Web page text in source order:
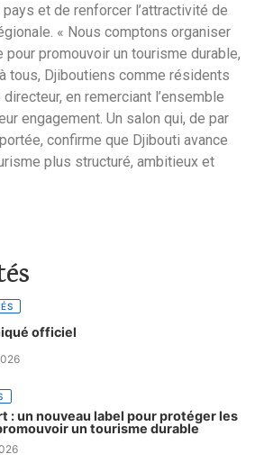
et de renforcer l’attractivité de
« Nous comptons organiser
pour promouvoir un tourisme durable,
tous, Djiboutiens comme résidents
en remerciant l’ensemble
engagement. Un salon qui, de par
confirme que Djibouti avance
plus structuré, ambitieux et
officiel
: un nouveau label pour protéger les
un tourisme durable